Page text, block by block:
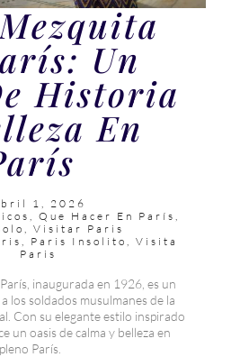
Un
Historia
En
1, 2026
Que Hacer En París
Visitar Paris
Paris Insolito
Visita
Paris
inaugurada en 1926, es un
los soldados musulmanes de la
Con su elegante estilo inspirado
un oasis de calma y belleza en
pleno París.